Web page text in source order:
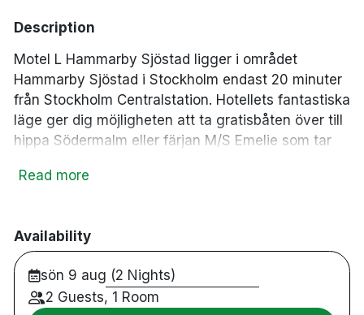
Description
Motel L Hammarby Sjöstad ligger i området
Hammarby Sjöstad i Stockholm endast 20 minuter
från Stockholm Centralstation. Hotellets fantastiska
läge ger dig möjligheten att ta gratisbåten över till
hippa Södermalm eller färjan M/S Emelie som tar
du kryper ner i hotellets sköna Carpe Diem sängar
Dubbelrum
Badrum med regndusch
Read more
Availability
sön 9 aug (2 Nights)
2 Guests, 1 Room